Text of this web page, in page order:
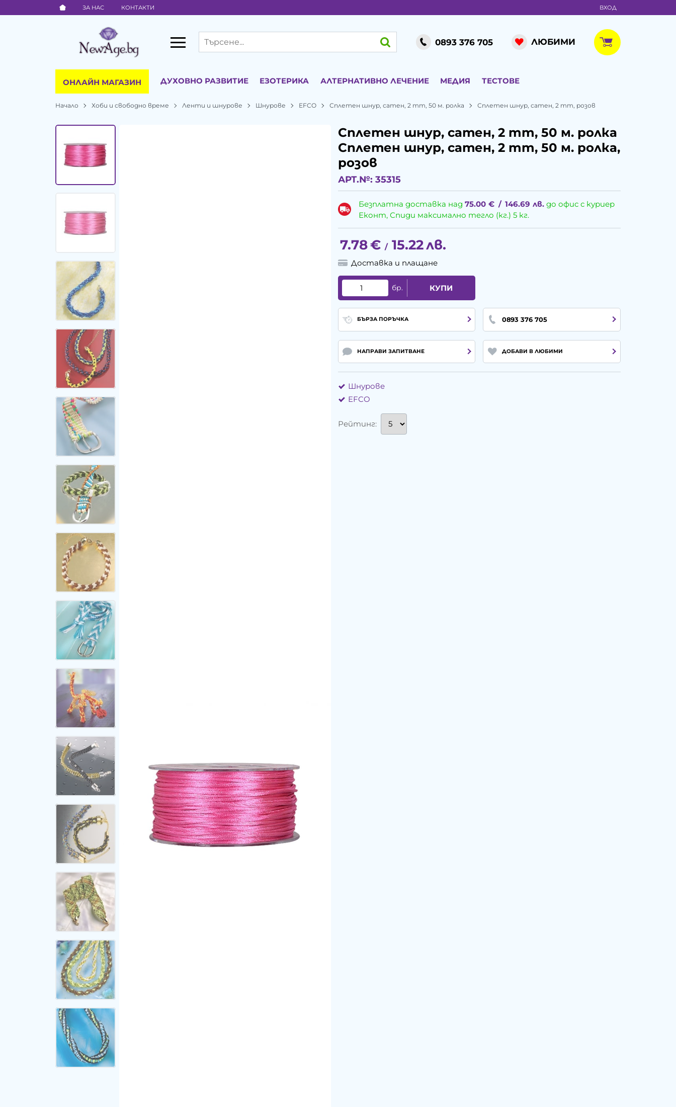
ЗА НАС КОНТАКТИ ВХОД
0893 376 705 ЛЮБИМИ
ОНЛАЙН МАГАЗИН ДУХОВНО РАЗВИТИЕ ЕЗОТЕРИКА АЛТЕРНАТИВНО ЛЕЧЕНИЕ МЕДИЯ ТЕСТОВЕ
Начало Хоби и свободно време Ленти и шнурове Шнурове EFCO Сплетен шнур, сатен, 2 mm, 50 м. ролка Сплетен шнур, сатен, 2 mm, розов
Сплетен шнур, сатен, 2 mm, 50 м. ролка
Сплетен шнур, сатен, 2 mm, 50 м. ролка,
розов
АРТ.№: 35315
Безплатна доставка над75.00 € / 146.69 лв. до офис с куриер
Еконт, Спиди максимално тегло (кг.) 5 кг.
7.78€ / 15.22лв.
Доставка и плащане
бр. КУПИ
БЪРЗА ПОРЪЧКА 0893 376 705
НАПРАВИ ЗАПИТВАНЕ ДОБАВИ В ЛЮБИМИ
Шнурове
EFCO
Рейтинг: